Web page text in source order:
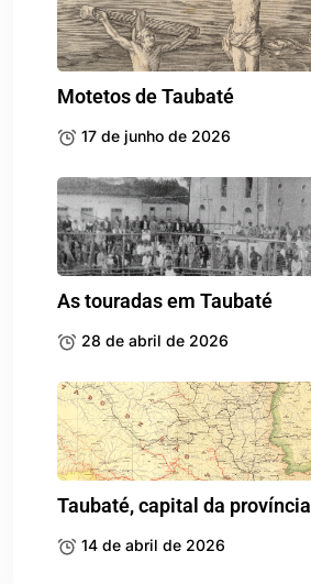
Motetos de Taubaté
17 de junho de 2026
As touradas em Taubaté
28 de abril de 2026
Taubaté, capital da província
14 de abril de 2026